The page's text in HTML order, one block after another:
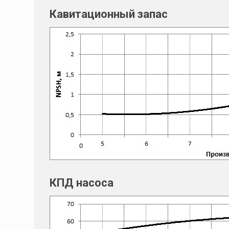
Кавитационный запас
КПД насоса